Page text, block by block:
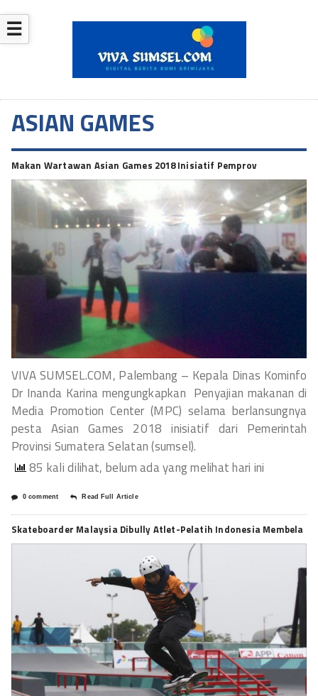
☰
ASIAN GAMES
Makan Wartawan Asian Games 2018 Inisiatif Pemprov
VIVA SUMSEL.COM, Palembang – Kepala Dinas Kominfo
Dr Inanda Karina mengungkapkan Penyajian makanan di
Media Promotion Center (MPC) selama berlansungnya
pesta Asian Games 2018 inisiatif dari Pemerintah
Provinsi Sumatera Selatan (sumsel).
85 kali dilihat, belum ada yang melihat hari ini
0 comment Read Full Article
Skateboarder Malaysia Dibully Atlet-Pelatih Indonesia Membela